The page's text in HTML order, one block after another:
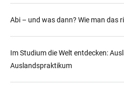
Abi – und was dann? Wie man das
Im Studium die Welt entdecken:
Auslandspraktikum